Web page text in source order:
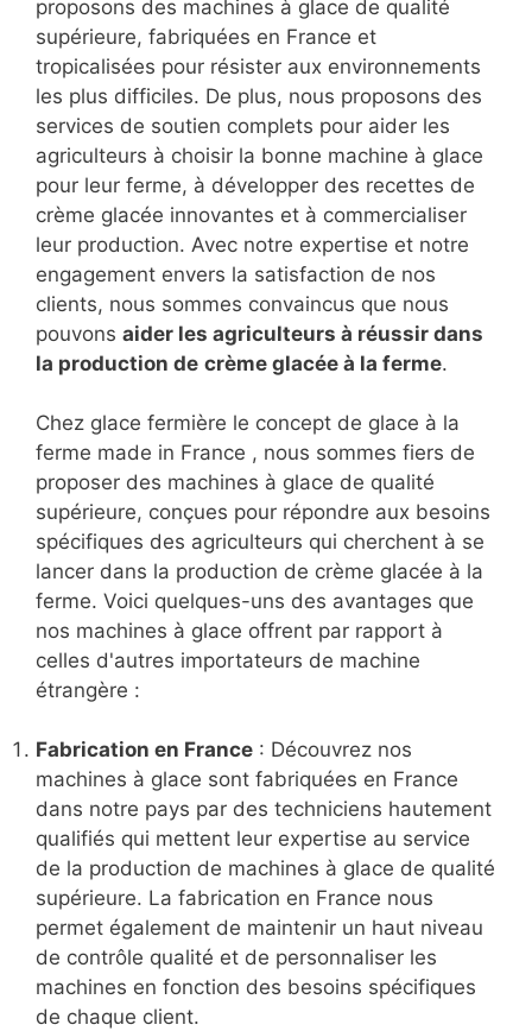
proposons des machines à glace de qualité
supérieure, fabriquées en France et
tropicalisées pour résister aux environnements
les plus difficiles. De plus, nous proposons des
services de soutien complets pour aider les
agriculteurs à choisir la bonne machine à glace
pour leur ferme, à développer des recettes de
crème glacée innovantes et à commercialiser
leur production. Avec notre expertise et notre
engagement envers la satisfaction de nos
clients, nous sommes convaincus que nous
pouvons aider les agriculteurs à réussir dans
la production de crème glacée à la ferme.
Chez glace fermière le concept de glace à la
ferme made in France , nous sommes fiers de
proposer des machines à glace de qualité
supérieure, conçues pour répondre aux besoins
spécifiques des agriculteurs qui cherchent à se
lancer dans la production de crème glacée à la
ferme. Voici quelques-uns des avantages que
nos machines à glace offrent par rapport à
celles d'autres importateurs de machine
étrangère :
Fabrication en France : Découvrez nos
machines à glace sont fabriquées en France
dans notre pays par des techniciens hautement
qualifiés qui mettent leur expertise au service
de la production de machines à glace de qualité
supérieure. La fabrication en France nous
permet également de maintenir un haut niveau
de contrôle qualité et de personnaliser les
machines en fonction des besoins spécifiques
de chaque client.